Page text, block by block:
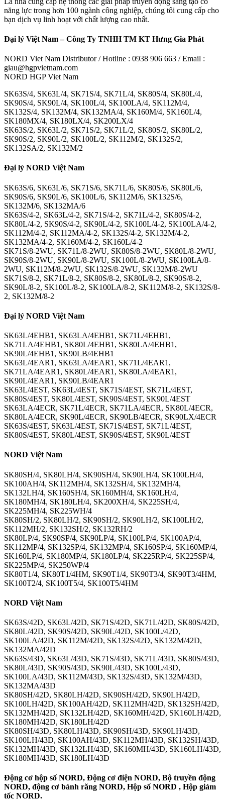
năng lực trong hơn 100 ngành công nghiệp, chúng tôi cung cấp cho
bạn dịch vụ linh hoạt với chất lượng cao nhất.
Đại lý Việt Nam – Công Ty TNHH TM KT Hưng Gia Phát
NORD Viet Nam Distributor / Hotline : 0938 906 663 / Email :
giau@hgpvietnam.com
NORD HGP Viet Nam
SK63S/4, SK63L/4, SK71S/4, SK71L/4, SK80S/4, SK80L/4,
SK90S/4, SK90L/4, SK100L/4, SK100LA/4, SK112M/4,
SK132S/4, SK132M/4, SK132MA/4, SK160M/4, SK160L/4,
SK180MX/4, SK180LX/4, SK200LX/4
SK63S/2, SK63L/2, SK71S/2, SK71L/2, SK80S/2, SK80L/2,
SK90S/2, SK90L/2, SK100L/2, SK112M/2, SK132S/2,
SK132SA/2, SK132M/2
Đại lý NORD Việt Nam
SK63S/6, SK63L/6, SK71S/6, SK71L/6, SK80S/6, SK80L/6,
SK90S/6, SK90L/6, SK100L/6, SK112M/6, SK132S/6,
SK132M/6, SK132MA/6
SK63S/4-2, SK63L/4-2, SK71S/4-2, SK71L/4-2, SK80S/4-2,
SK80L/4-2, SK90S/4-2, SK90L/4-2, SK100L/4-2, SK100LA/4-2,
SK112M/4-2, SK112MA/4-2, SK132S/4-2, SK132M/4-2,
SK132MA/4-2, SK160M/4-2, SK160L/4-2
SK71S/8-2WU, SK71L/8-2WU, SK80S/8-2WU, SK80L/8-2WU,
SK90S/8-2WU, SK90L/8-2WU, SK100L/8-2WU, SK100LA/8-
2WU, SK112M/8-2WU, SK132S/8-2WU, SK132M/8-2WU
SK71S/8-2, SK71L/8-2, SK80S/8-2, SK80L/8-2, SK90S/8-2,
SK90L/8-2, SK100L/8-2, SK100LA/8-2, SK112M/8-2, SK132S/8-
2, SK132M/8-2
Đại lý NORD Việt Nam
SK63L/4EHB1, SK63LA/4EHB1, SK71L/4EHB1,
SK71LA/4EHB1, SK80L/4EHB1, SK80LA/4EHB1,
SK90L/4EHB1, SK90LB/4EHB1
SK63L/4EAR1, SK63LA/4EAR1, SK71L/4EAR1,
SK71LA/4EAR1, SK80L/4EAR1, SK80LA/4EAR1,
SK90L/4EAR1, SK90LB/4EAR1
SK63L/4EST, SK63L/4EST, SK71S/4EST, SK71L/4EST,
SK80S/4EST, SK80L/4EST, SK90S/4EST, SK90L/4EST
SK63LA/4ECR, SK71L/4ECR, SK71LA/4ECR, SK80L/4ECR,
SK80LA/4ECR, SK90L/4ECR, SK90LB/4ECR, SK90LX/4ECR
SK63S/4EST, SK63L/4EST, SK71S/4EST, SK71L/4EST,
SK80S/4EST, SK80L/4EST, SK90S/4EST, SK90L/4EST
NORD Việt Nam
SK80SH/4, SK80LH/4, SK90SH/4, SK90LH/4, SK100LH/4,
SK100AH/4, SK112MH/4, SK132SH/4, SK132MH/4,
SK132LH/4, SK160SH/4, SK160MH/4, SK160LH/4,
SK180MH/4, SK180LH/4, SK200XH/4, SK225SH/4,
SK225MH/4, SK225WH/4
SK80SH/2, SK80LH/2, SK90SH/2, SK90LH/2, SK100LH/2,
SK112MH/2, SK132SH/2, SK132RH/2
SK80LP/4, SK90SP/4, SK90LP/4, SK100LP/4, SK100AP/4,
SK112MP/4, SK132SP/4, SK132MP/4, SK160SP/4, SK160MP/4,
SK160LP/4, SK180MP/4, SK180LP/4, SK225RP/4, SK225SP/4,
SK225MP/4, SK250WP/4
SK80T1/4, SK80T1/4HM, SK90T1/4, SK90T3/4, SK90T3/4HM,
SK100T2/4, SK100T5/4, SK100T5/4HM
NORD Việt Nam
SK63S/42D, SK63L/42D, SK71S/42D, SK71L/42D, SK80S/42D,
SK80L/42D, SK90S/42D, SK90L/42D, SK100L/42D,
SK100LA/42D, SK112M/42D, SK132S/42D, SK132M/42D,
SK132MA/42D
SK63S/43D, SK63L/43D, SK71S/43D, SK71L/43D, SK80S/43D,
SK80L/43D, SK90S/43D, SK90L/43D, SK100L/43D,
SK100LA/43D, SK112M/43D, SK132S/43D, SK132M/43D,
SK132MA/43D
SK80SH/42D, SK80LH/42D, SK90SH/42D, SK90LH/42D,
SK100LH/42D, SK100AH/42D, SK112MH/42D, SK132SH/42D,
SK132MH/42D, SK132LH/42D, SK160MH/42D, SK160LH/42D,
SK180MH/42D, SK180LH/42D
SK80SH/43D, SK80LH/43D, SK90SH/43D, SK90LH/43D,
SK100LH/43D, SK100AH/43D, SK112MH/43D, SK132SH/43D,
SK132MH/43D, SK132LH/43D, SK160MH/43D, SK160LH/43D,
SK180MH/43D, SK180LH/43D
Động cơ hộp số NORD, Động cơ điện NORD, Bộ truyền động
NORD, động cơ bánh răng NORD, Hộp số NORD , Hộp giảm
tốc NORD.